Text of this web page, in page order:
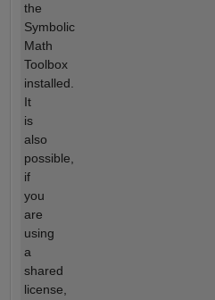
the
Symbolic
Math
Toolbox
installed.
It
is
also
possible,
if
you
are
using
a
shared
license,